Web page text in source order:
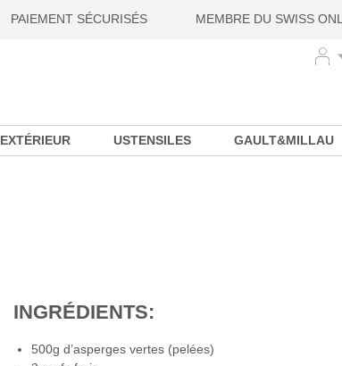
PAIEMENT SÉCURISÉS MEMBRE DU SWISS
EXTÉRIEUR USTENSILES GAULT&MILLAU
INGRÉDIENTS:
500g d’asperges vertes (pelées)